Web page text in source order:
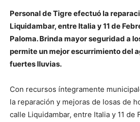
Personal de Tigre efectuó la
Liquidambar, entre Italia y 11 de
Paloma. Brinda mayor seguridad a
permite un mejor escurrimiento del
fuertes lluvias.
Con recursos íntegramente
la reparación y mejoras de losas de
calle Liquidambar, entre Italia y 11 de